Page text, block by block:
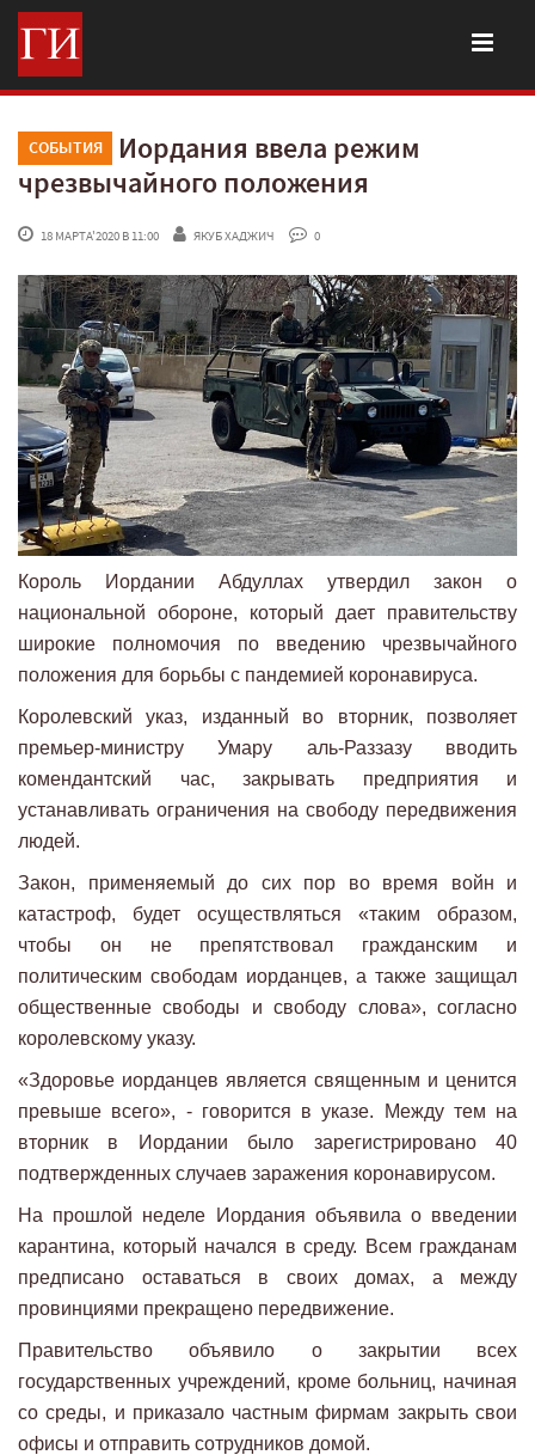
СОБЫТИЯ
Иордания ввела режим
чрезвычайного положения
18 МАРТА'2020 В 11:00 ЯКУБ ХАДЖИЧ 0
Король Иордании Абдуллах утвердил закон о
национальной обороне, который дает правительству
широкие полномочия по введению чрезвычайного
положения для борьбы с пандемией коронавируса.
Королевский указ, изданный во вторник, позволяет
премьер-министру Умару аль-Раззазу вводить
комендантский час, закрывать предприятия и
устанавливать ограничения на свободу передвижения
людей.
Закон, применяемый до сих пор во время войн и
катастроф, будет осуществляться «таким образом,
чтобы он не препятствовал гражданским и
политическим свободам иорданцев, а также защищал
общественные свободы и свободу слова», согласно
королевскому указу.
«Здоровье иорданцев является священным и ценится
превыше всего», - говорится в указе. Между тем на
вторник в Иордании было зарегистрировано 40
подтвержденных случаев заражения коронавирусом.
На прошлой неделе Иордания объявила о введении
карантина, который начался в среду. Всем гражданам
предписано оставаться в своих домах, а между
провинциями прекращено передвижение.
Правительство объявило о закрытии всех
государственных учреждений, кроме больниц, начиная
со среды, и приказало частным фирмам закрыть свои
офисы и отправить сотрудников домой.